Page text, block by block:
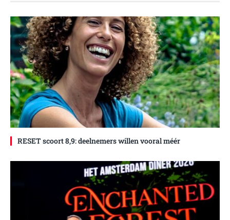
RESET scoort 8,9: deelnemers willen vooral méér